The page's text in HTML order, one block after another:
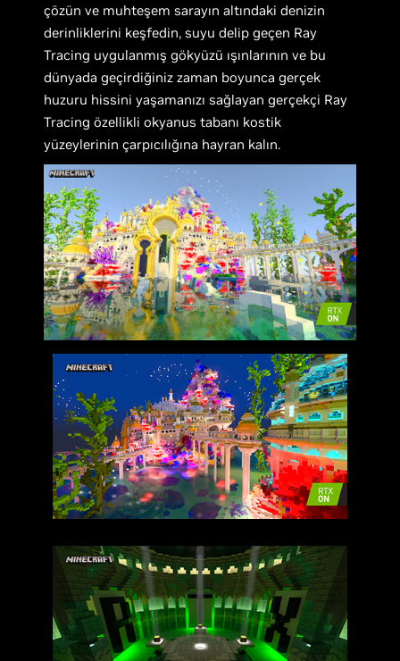
çözün ve muhteşem sarayın altındaki denizin
derinliklerini keşfedin, suyu delip geçen Ray
Tracing uygulanmış gökyüzü ışınlarının ve bu
dünyada geçirdiğiniz zaman boyunca gerçek
huzuru hissini yaşamanızı sağlayan gerçekçi Ray
Tracing özellikli okyanus tabanı kostik
yüzeylerinin çarpıcılığına hayran kalın.